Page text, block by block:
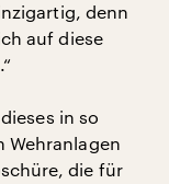
denn
auf diese
in so
Wehranlagen
die für